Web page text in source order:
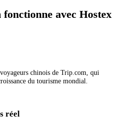
avec Hostex
chinois de Trip.com, qui
du tourisme mondial.
réel